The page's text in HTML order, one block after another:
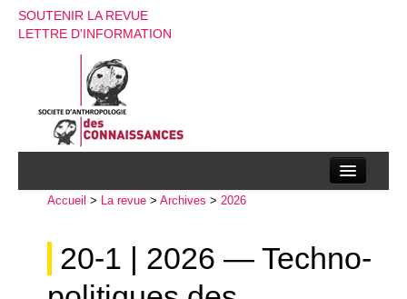
SOUTENIR LA REVUE
LETTRE D'INFORMATION
La société d’anthropologie des connaissances
Recherches
Accueil > La revue > Archives > 2026
20-1 | 2026 — Techno-